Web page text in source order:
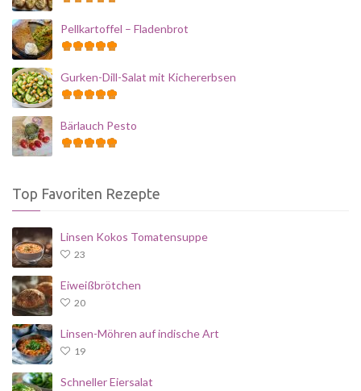
Pellkartoffel – Fladenbrot
Gurken-Dill-Salat mit Kichererbsen
Bärlauch Pesto
Top Favoriten Rezepte
Linsen Kokos Tomatensuppe
23
Eiweißbrötchen
20
Linsen-Möhren auf indische Art
19
Schneller Eiersalat